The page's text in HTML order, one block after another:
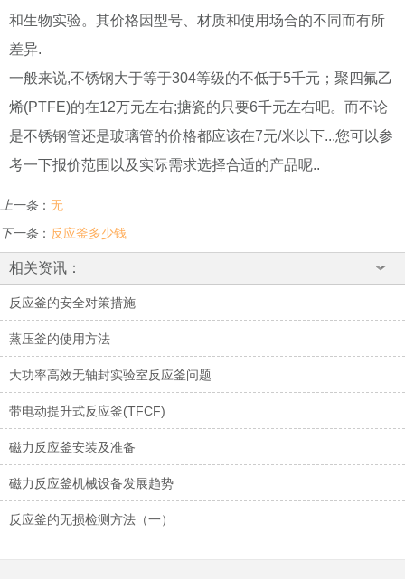
和生物实验。其价格因型号、材质和使用场合的不同而有所
差异.
一般来说,不锈钢大于等于304等级的不低于5千元；聚四氟乙
烯(PTFE)的在12万元左右;搪瓷的只要6千元左右吧。而不论
是不锈钢管还是玻璃管的价格都应该在7元/米以下...您可以参
考一下报价范围以及实际需求选择合适的产品呢..
上一条： 无
下一条： 反应釜多少钱
相关资讯：
反应釜的安全对策措施
蒸压釜的使用方法
大功率高效无轴封实验室反应釜问题
带电动提升式反应釜(TFCF)
磁力反应釜安装及准备
磁力反应釜机械设备发展趋势
反应釜的无损检测方法（一）